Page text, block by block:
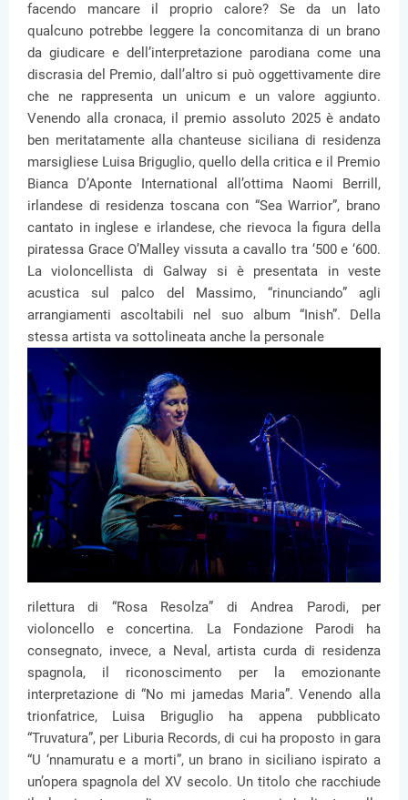
facendo mancare il proprio calore? Se da un lato
qualcuno potrebbe leggere la concomitanza di un brano
da giudicare e dell’interpretazione parodiana come una
discrasia del Premio, dall’altro si può oggettivamente dire
che ne rappresenta un unicum e un valore aggiunto.
Venendo alla cronaca, il premio assoluto 2025 è andato
ben meritatamente alla chanteuse siciliana di residenza
marsigliese Luisa Briguglio, quello della critica e il Premio
Bianca D’Aponte International all’ottima Naomi Berrill,
irlandese di residenza toscana con “Sea Warrior”, brano
cantato in inglese e irlandese, che rievoca la figura della
piratessa Grace O’Malley vissuta a cavallo tra ‘500 e ‘600.
La violoncellista di Galway si è presentata in veste
acustica sul palco del Massimo, “rinunciando” agli
arrangiamenti ascoltabili nel suo album “Inish”. Della
stessa artista va sottolineata anche la personale
rilettura di “Rosa Resolza” di Andrea Parodi, per
violoncello e concertina. La Fondazione Parodi ha
consegnato, invece, a Neval, artista curda di residenza
spagnola, il riconoscimento per la emozionante
interpretazione di “No mi jamedas Maria”. Venendo alla
trionfatrice, Luisa Briguglio ha appena pubblicato
“Truvatura”, per Liburia Records, di cui ha proposto in gara
“U ‘nnamuratu e a morti”, un brano in siciliano ispirato a
un’opera spagnola del XV secolo. Un titolo che racchiude